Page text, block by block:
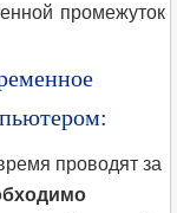
промежуток
проводят за